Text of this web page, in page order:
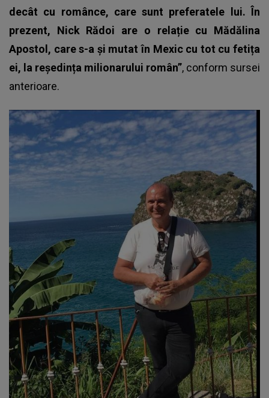
decât cu românce, care sunt preferatele lui. În
prezent, Nick Rădoi are o relație cu Mădălina
Apostol, care s-a și mutat în Mexic cu tot cu fetița
ei, la reședința milionarului român”, conform sursei
anterioare.